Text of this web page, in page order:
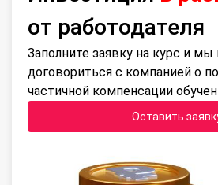
от работодателя
Заполните заявку на курс и
договориться с компанией о
частичной компенсации
Оставить